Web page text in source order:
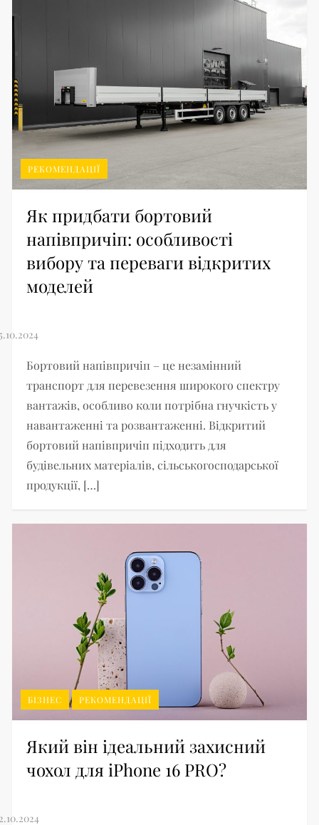
РЕКОМЕНДАЦІЇ
Як придбати бортовий
напівпричіп: особливості
вибору та переваги відкритих
моделей
Бортовий напівпричіп – це незамінний
транспорт для перевезення широкого спектру
вантажів, особливо коли потрібна гнучкість у
навантаженні та розвантаженні. Відкритий
бортовий напівпричіп підходить для
будівельних матеріалів, сільськогосподарської
продукції, […]
БІЗНЕС РЕКОМЕНДАЦІЇ
Який він ідеальний захисний
чохол для iPhone 16 PRO?